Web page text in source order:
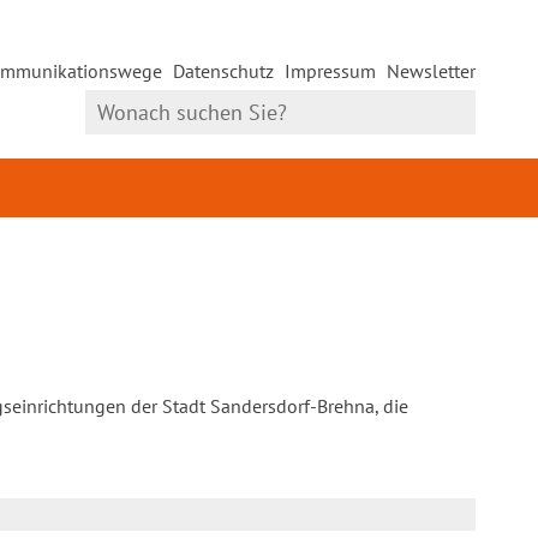
Datenschutz Impressum Newsletter
der Stadt Sandersdorf-Brehna, die